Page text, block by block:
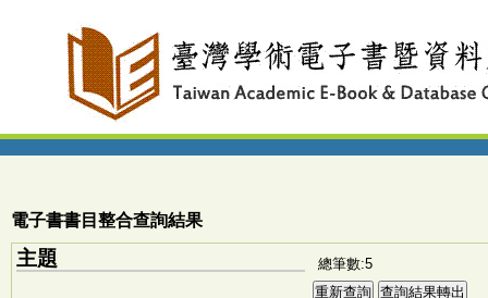
電子書書目整合查詢結果
主題 總筆數:5